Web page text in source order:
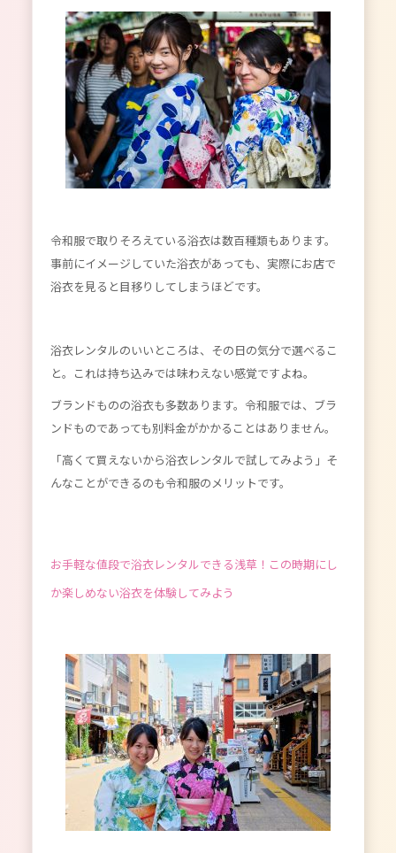
令和服で取りそろえている浴衣は数百種類もあります。
事前にイメージしていた浴衣があっても、実際にお店で
浴衣を見ると目移りしてしまうほどです。
浴衣レンタルのいいところは、その日の気分で選べるこ
と。これは持ち込みでは味わえない感覚ですよね。
ブランドものの浴衣も多数あります。令和服では、ブラ
ンドものであっても別料金がかかることはありません。
「高くて買えないから浴衣レンタルで試してみよう」そ
んなことができるのも令和服のメリットです。
お手軽な値段で浴衣レンタルできる浅草！この時期にし
か楽しめない浴衣を体験してみよう